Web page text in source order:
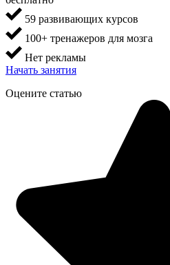
59 развивающих курсов
100+ тренажеров для мозга
Нет рекламы
Начать занятия
Оцените статью